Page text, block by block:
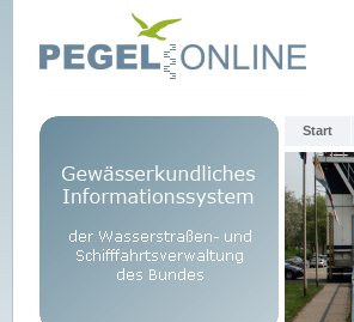
Start